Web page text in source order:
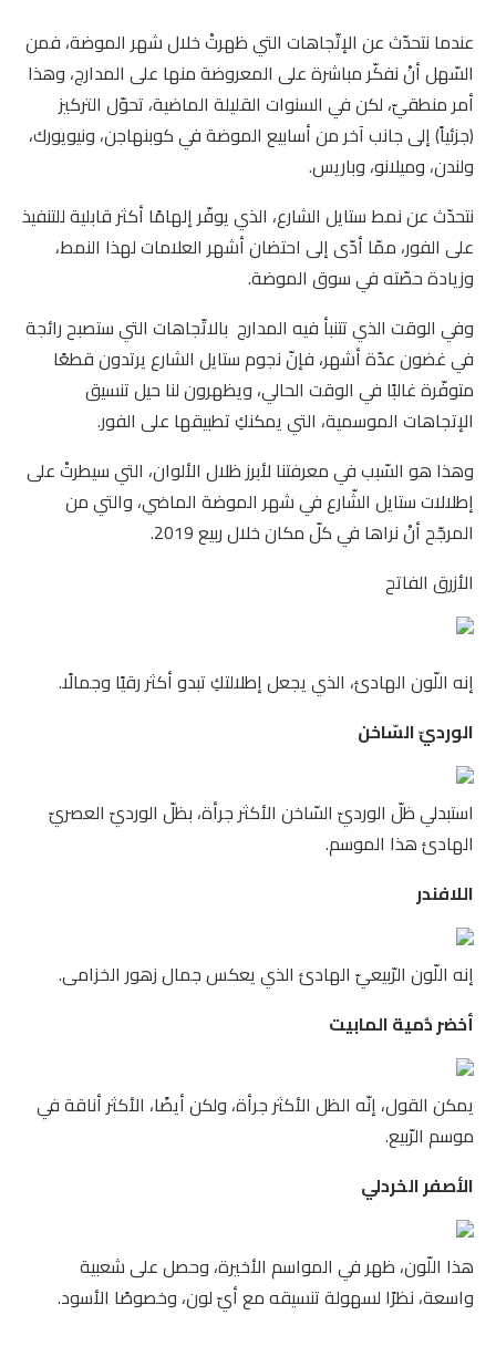
عندما نتحدّث عن الإتّجاهات التي ظهرتْ خلال شهر الموضة، فمن
السّهل أنْ نفكّر مباشرة على المعروضة منها على المدارج، وهذا
أمر منطقيّ، لكن في السنوات القليلة الماضية، تحوّل التركيز
(جزئياً) إلى جانب آخر من أسابيع الموضة في كوبنهاجن، ونيويورك،
ولندن، وميلانو، وباريس.
نتحدّث عن نمط ستايل الشارع، الذي يوفّر إلهامًا أكثر قابلية للتنفيذ
على الفور، ممّا أدّى إلى احتضان أشهر العلامات لهذا النمط،
وزيادة حصّته في سوق الموضة.
وفي الوقت الذي تتنبأ فيه المدارج بالاتّجاهات التي ستصبح رائجة
في غضون عدّة أشهر، فإنّ نجوم ستايل الشارع يرتدون قطعًا
متوفّرة غالبًا في الوقت الحالي، ويظهرون لنا حيل تنسيق
الإتجاهات الموسمية، التي يمكنكِ تطبيقها على الفور.
وهذا هو السّبب في معرفتنا لأبرز ظلال الألوان، التي سيطرتْ على
إطلالات ستايل الشّارع في شهر الموضة الماضي، والتي من
المرجّح أنْ نراها في كلّ مكان خلال ربيع 2019.
الأزرق الفاتح
إنه اللّون الهادئ، الذي يجعل إطلالتكِ تبدو أكثر رقيًا وجمالًا.
الورديّ السّاخن
استبدلي ظلّ الورديّ السّاخن الأكثر جرأة، بظلّ الورديّ العصريّ
الهادئ هذا الموسم.
اللافندر
إنه اللّون الرّبيعيّ الهادئ الذي يعكس جمال زهور الخزامى.
أخضر دُمية المابيت
يمكن القول، إنّه الظل الأكثر جرأة، ولكن أيضًا، الأكثر أناقة في
موسم الرّبيع.
الأصفر الخردلي
هذا اللّون، ظهر في المواسم الأخيرة، وحصل على شعبية
واسعة، نظرًا لسهولة تنسيقه مع أيّ لون، وخصوصًا الأسود.